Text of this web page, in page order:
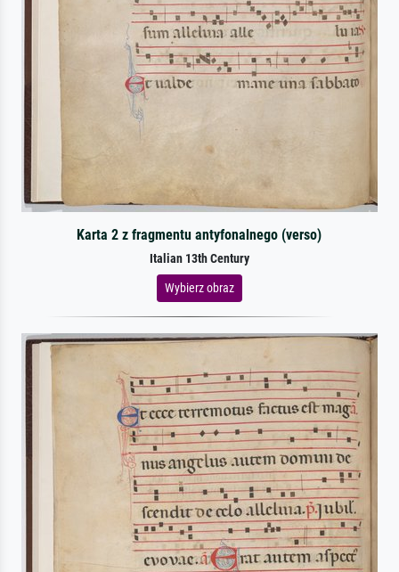
Karta 2 z fragmentu antyfonalnego (verso)
Italian 13th Century
Wybierz obraz